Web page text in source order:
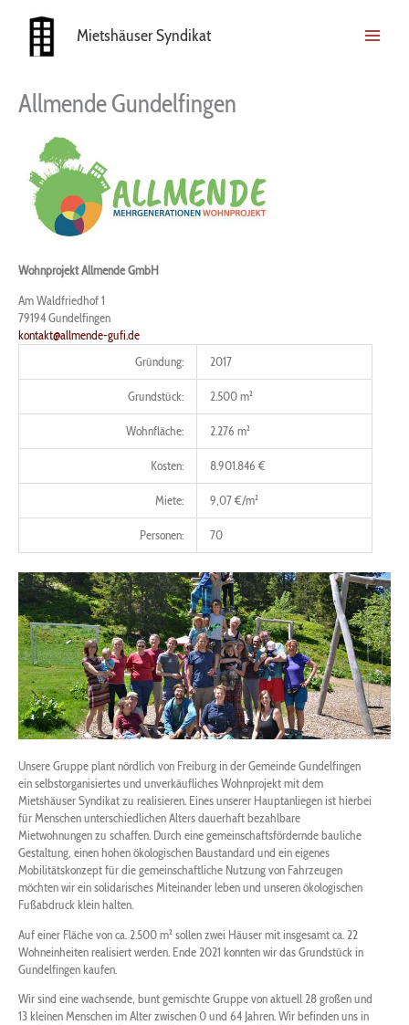
springen
Mietshäuser Syndikat
Allmende Gundelfingen
Wohnprojekt Allmende GmbH
Am Waldfriedhof 1
79194Gundelfingen
kontakt@allmende-gufi.de
Gründung:
2017
Grundstück: 2.500 m²
Wohnfläche: 2.276 m²
Kosten: 8.901.846 €
Miete: 9,07 €/m²
Personen: 70
Unsere Gruppe plant nördlich von Freiburg in der Gemeinde Gundelfingen
ein selbstorganisiertes und unverkäufliches Wohnprojekt mit dem
Mietshäuser Syndikat zu realisieren. Eines unserer Hauptanliegen ist hierbei
für Menschen unterschiedlichen Alters dauerhaft bezahlbare
Mietwohnungen zu schaffen. Durch eine gemeinschaftsfördernde bauliche
Gestaltung, einen hohen ökologischen Baustandard und ein eigenes
Mobilitätskonzept für die gemeinschaftliche Nutzung von Fahrzeugen
möchten wir ein solidarisches Miteinander leben und unseren ökologischen
Fußabdruck klein halten.
Auf einer Fläche von ca. 2.500 m² sollen zwei Häuser mit insgesamt ca. 22
Wohneinheiten realisiert werden. Ende 2021 konnten wir das Grundstück in
Gundelfingen kaufen.
Wir sind eine wachsende, bunt gemischte Gruppe von aktuell 28 großen und
13 kleinen Menschen im Alter zwischen 0 und 64 Jahren. Wir befinden uns in